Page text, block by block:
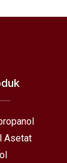
Asetat